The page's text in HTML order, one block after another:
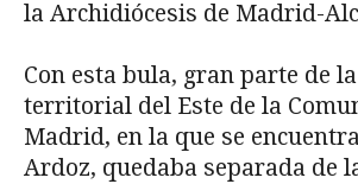
la Archidiócesis de Madrid-
Con esta bula, gran parte de
territorial del Este de la
Madrid, en la que se
Ardoz, quedaba separada de